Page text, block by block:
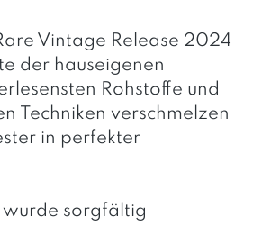
Vintage Release 2024
der hauseigenen
Rohstoffe und
Techniken verschmelzen
in perfekter
wurde sorgfältig